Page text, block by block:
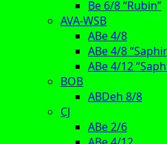
Be 6/8 “Rubin”
AVA-WSB
ABe 4/8
ABe 4/8
ABe 4/12
BOB
ABDeh 8/8
CJ
ABe 2/6